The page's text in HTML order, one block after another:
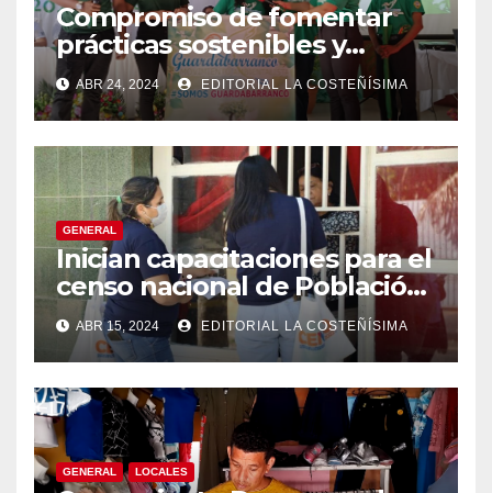
Compromiso de fomentar
prácticas sostenibles y
conciencia ecológica en las
instituciones educativas
ABR 24, 2024 EDITORIAL LA COSTEÑÍSIMA
GENERAL
Inician capacitaciones para el
censo nacional de Población
y Vivienda en Bluefields.
ABR 15, 2024 EDITORIAL LA COSTEÑÍSIMA
GENERAL LOCALES